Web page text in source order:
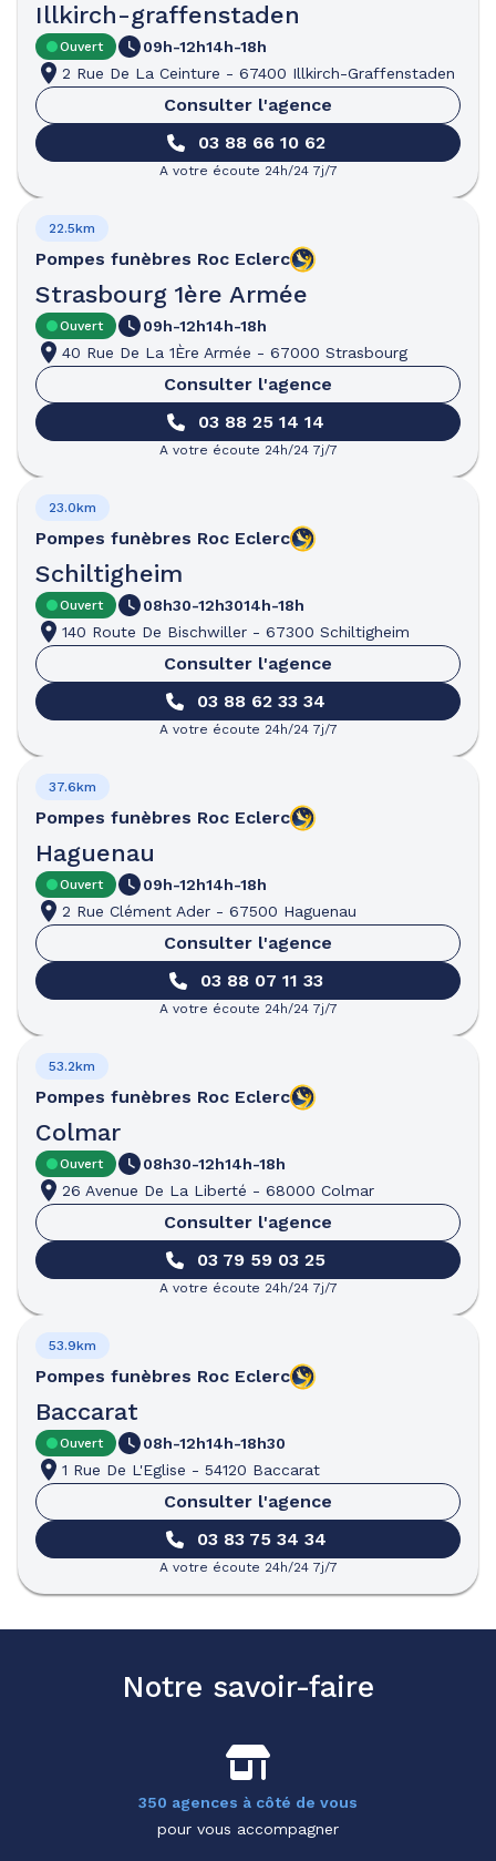
Illkirch-graffenstaden
Ouvert 09h-12h14h-18h
2 Rue De La Ceinture - 67400 Illkirch-Graffenstaden
Consulter l'agence
03 88 66 10 62
A votre écoute 24h/24 7j/7
Pompes funèbres Roc Eclerc
Strasbourg 1ère Armée
22.5km
Ouvert 09h-12h14h-18h
40 Rue De La 1Ère Armée - 67000 Strasbourg
Consulter l'agence
03 88 25 14 14
A votre écoute 24h/24 7j/7
Pompes funèbres Roc Eclerc
Schiltigheim
23.0km
Ouvert 08h30-12h3014h-18h
140 Route De Bischwiller - 67300 Schiltigheim
Consulter l'agence
03 88 62 33 34
A votre écoute 24h/24 7j/7
Pompes funèbres Roc Eclerc
Haguenau
37.6km
Ouvert 09h-12h14h-18h
2 Rue Clément Ader - 67500 Haguenau
Consulter l'agence
03 88 07 11 33
A votre écoute 24h/24 7j/7
Pompes funèbres Roc Eclerc
Colmar
53.2km
Ouvert 08h30-12h14h-18h
26 Avenue De La Liberté - 68000 Colmar
Consulter l'agence
03 79 59 03 25
A votre écoute 24h/24 7j/7
Pompes funèbres Roc Eclerc
Baccarat
53.9km
Ouvert 08h-12h14h-18h30
1 Rue De L'Eglise - 54120 Baccarat
Consulter l'agence
03 83 75 34 34
A votre écoute 24h/24 7j/7
Notre savoir-faire
350 agences à côté de vous
pour vous accompagner